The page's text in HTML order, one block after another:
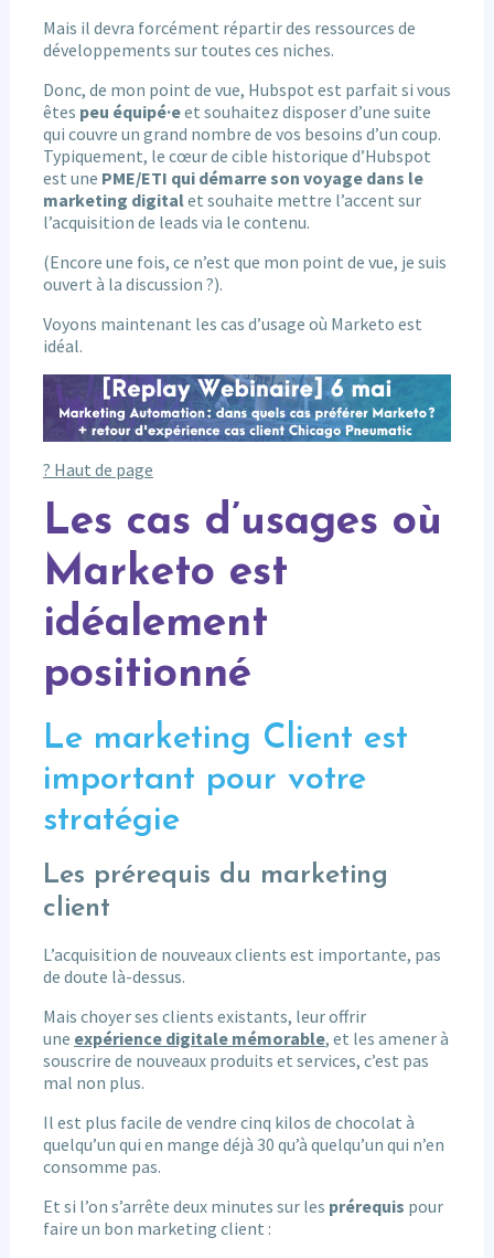
Mais il devra forcément répartir des ressources de
développements sur toutes ces niches.
Donc, de mon point de vue, Hubspot est parfait si vous
êtes peu équipé·eet souhaitez disposer d’une suite
qui couvre un grand nombre de vos besoins d’un coup.
Typiquement, le cœur de cible historique d’Hubspot
est une PME/ETI qui démarre son voyage dans le
marketing digitalet souhaite mettre l’accent sur
l’acquisition de leads via le contenu.
(Encore une fois, ce n’est que mon point de vue, je suis
ouvert à la discussion ?).
Voyons maintenant les cas d’usage où Marketo est
idéal.
? Haut de page
Les cas d’usages où
Marketo est
idéalement
positionné
Le marketing Client est
important pour votre
stratégie
Les prérequis du marketing
client
L’acquisition de nouveaux clients est importante, pas
de doute là-dessus.
Mais choyer ses clients existants, leur offrir
une expérience digitale mémorable, et les amener à
souscrire de nouveaux produits et services, c’est pas
mal non plus.
Il est plus facile de vendre cinq kilos de chocolat à
quelqu’un qui en mange déjà 30 qu’à quelqu’un qui n’en
consomme pas.
Et si l’on s’arrête deux minutes sur les prérequis pour
faire un bon marketing client :